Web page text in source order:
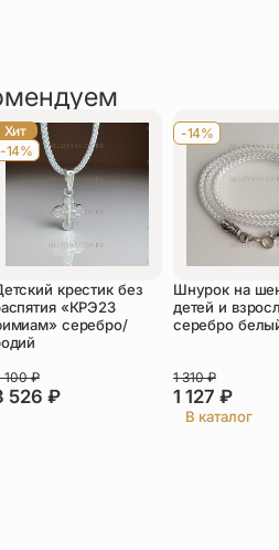
отзыв
свое согласие с
и даю
персональных
данных
первым!
Хит
-14%
крестик без
«КРЭ23
серебро/
526 ₽
100₽
-14%
Шнурок на
детей и
серебро
1 127 ₽
1 310₽
В каталог